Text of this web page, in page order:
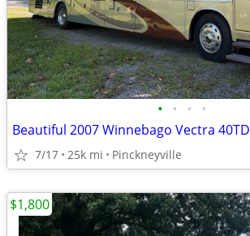
• • • •
Beautiful 2007 Winnebago Vectra 40TD
7/17 25k mi Pinckneyville
$1,800